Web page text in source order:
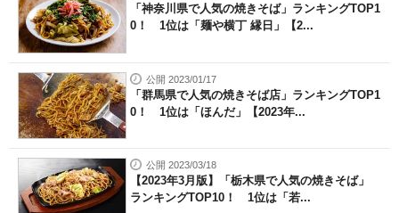
「神奈川県で人気の焼きそば」ランキングTOP1
0！ 1位は「麺や横丁 縁日」【2...
公開 2023/01/17
「群馬県で人気の焼きそば店」ランキングTOP1
0！ 1位は「ほんだ」【2023年...
公開 2023/03/18
【2023年3月版】「栃木県で人気の焼きそば」
ランキングTOP10！ 1位は「若...